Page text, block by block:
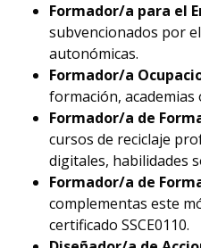
Formador/a para el
subvencionados por
autonómicas.
Formador/a
formación,
Formador/a de
cursos de reciclaje
digitales, habilidades
Formador/a de
complementas este
certificado SSCE0110.